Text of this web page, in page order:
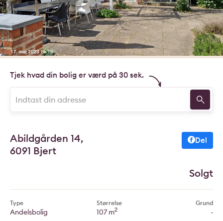
Tjek hvad din bolig er værd på 30 sek.
Abildgården 14,
6091 Bjert
Del
Solgt
Type
Andelsbolig
Størrelse
107 m2
Grund
-